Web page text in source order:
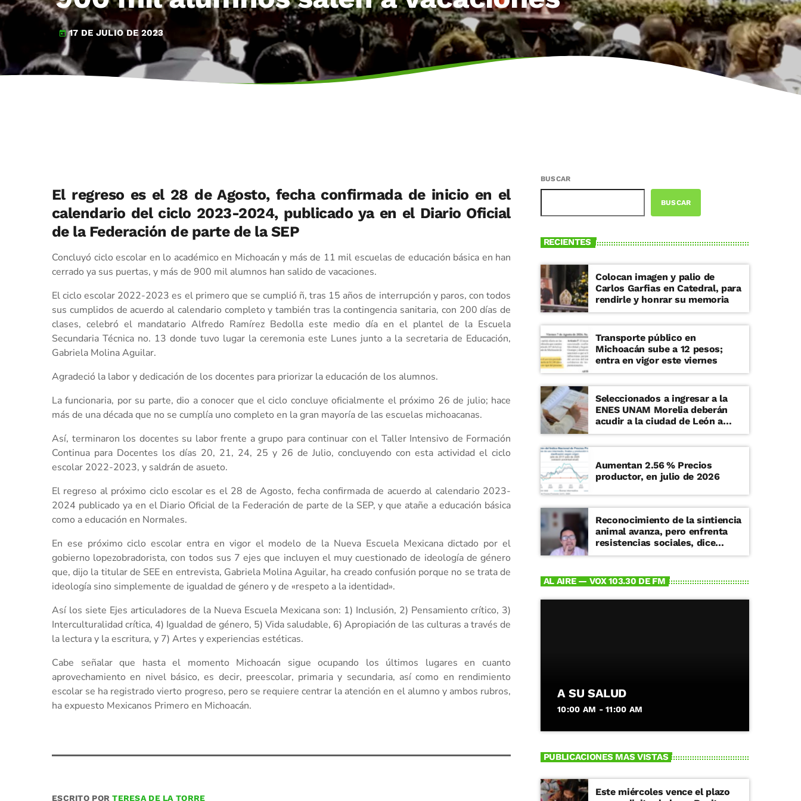
today 17 DE JULIO DE 2023
El regreso es el 28 de Agosto, fecha confirmada de inicio en el
calendario del ciclo 2023-2024, publicado ya en el Diario Oficial
de la Federación de parte de la SEP
Concluyó ciclo escolar en lo académico en Michoacán y más de 11 mil escuelas de educación básica en han
cerrado ya sus puertas, y más de 900 mil alumnos han salido de vacaciones.
El ciclo escolar 2022-2023 es el primero que se cumplió ñ, tras 15 años de interrupción y paros, con todos
sus cumplidos de acuerdo al calendario completo y también tras la contingencia sanitaria, con 200 días de
clases, celebró el mandatario Alfredo Ramírez Bedolla este medio día en el plantel de la Escuela
Secundaria Técnica no. 13 donde tuvo lugar la ceremonia este Lunes junto a la secretaria de Educación,
Gabriela Molina Aguilar.
Agradeció la labor y dedicación de los docentes para priorizar la educación de los alumnos.
La funcionaria, por su parte, dio a conocer que el ciclo concluye oficialmente el próximo 26 de julio; hace
más de una década que no se cumplía uno completo en la gran mayoría de las escuelas michoacanas.
Así, terminaron los docentes su labor frente a grupo para continuar con el Taller Intensivo de Formación
Continua para Docentes los días 20, 21, 24, 25 y 26 de Julio, concluyendo con esta actividad el ciclo
escolar 2022-2023, y saldrán de asueto.
El regreso al próximo ciclo escolar es el 28 de Agosto, fecha confirmada de acuerdo al calendario 2023-
2024 publicado ya en el Diario Oficial de la Federación de parte de la SEP, y que atañe a educación básica
como a educación en Normales.
En ese próximo ciclo escolar entra en vigor el modelo de la Nueva Escuela Mexicana dictado por el
gobierno lopezobradorista, con todos sus 7 ejes que incluyen el muy cuestionado de ideología de género
que, dijo la titular de SEE en entrevista, Gabriela Molina Aguilar, ha creado confusión porque no se trata de
ideología sino simplemente de igualdad de género y de «respeto a la identidad».
Así los siete Ejes articuladores de la Nueva Escuela Mexicana son: 1) Inclusión, 2) Pensamiento crítico, 3)
Interculturalidad crítica, 4) Igualdad de género, 5) Vida saludable, 6) Apropiación de las culturas a través de
la lectura y la escritura, y 7) Artes y experiencias estéticas.
Cabe señalar que hasta el momento Michoacán sigue ocupando los últimos lugares en cuanto
aprovechamiento en nivel básico, es decir, preescolar, primaria y secundaria, así como en rendimiento
escolar se ha registrado vierto progreso, pero se requiere centrar la atención en el alumno y ambos rubros,
ha expuesto Mexicanos Primero en Michoacán.
ESCRITO PORTERESA DE LA TORRE
BUSCAR
BUSCAR
RECIENTES
Colocan imagen y palio de
Carlos Garfias en Catedral, para
rendirle y honrar su memoria
Transporte público en
Michoacán sube a 12 pesos;
entra en vigor este viernes
Seleccionados a ingresar a la
ENES UNAM Morelia deberán
acudir a la ciudad de León a
examen de admisión presencial
Aumentan 2.56 % Precios
productor, en julio de 2026
Reconocimiento de la sintiencia
animal avanza, pero enfrenta
resistencias sociales, dice
especialista
AL AIRE — VOX 103.30 DE FM
A SU SALUD
10:00 AM - 11:00 AM
PUBLICACIONES MAS VISTAS
Este miércoles vence el plazo